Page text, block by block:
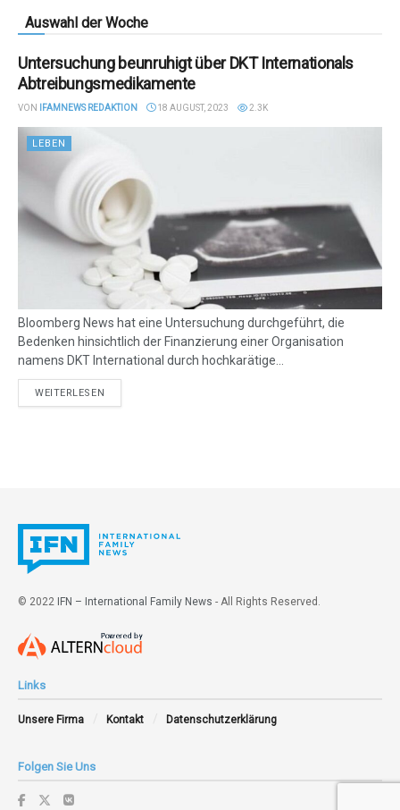
Auswahl der Woche
Untersuchung beunruhigt über DKT Internationals
Abtreibungsmedikamente
VON IFAMNEWS REDAKTION 18 AUGUST, 2023 2.3K
LEBEN
Bloomberg News hat eine Untersuchung durchgeführt, die
Bedenken hinsichtlich der Finanzierung einer Organisation
namens DKT International durch hochkarätige...
WEITERLESEN
© 2022 IFN – International Family News - All Rights Reserved.
Links
Unsere Firma Kontakt Datenschutzerklärung
Folgen Sie Uns